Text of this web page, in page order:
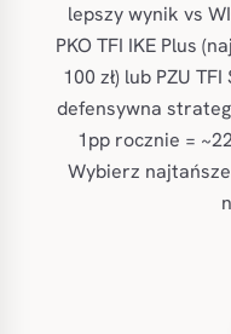
lepszy wynik vs
PKO TFI IKE Plus
100 zł) lub PZU
defensywna
1pp rocznie =
Wybierz